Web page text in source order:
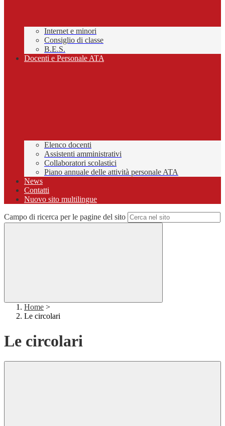
Internet e minori
Consiglio di classe
B.E.S.
Docenti e Personale ATA
Elenco docenti
Assistenti amministrativi
Collaboratori scolastici
Piano annuale delle attività personale ATA
News
Contatti
Nuovo sito multilingue
Campo di ricerca per le pagine del sito
Home >
Le circolari
Le circolari